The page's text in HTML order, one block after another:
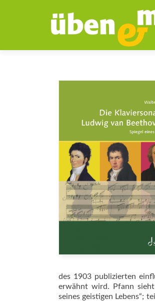
des 1903 publizierten
erwähnt wird. Pfann
seines geistigen Lebens“;